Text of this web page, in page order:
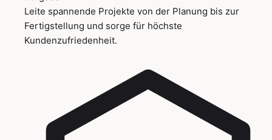
Leite spannende Projekte von der Planung bis zur
Fertigstellung und sorge für höchste
Kundenzufriedenheit.